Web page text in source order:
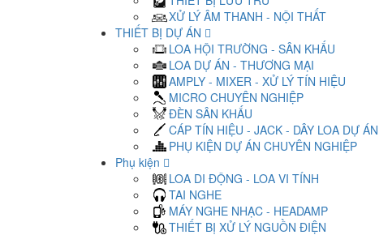
XỬ LÝ ÂM THANH - NỘI THẤT
THIẾT BỊ DỰ ÁN
LOA HỘI TRƯỜNG - SÂN KHẤU
LOA DỰ ÁN - THƯƠNG MẠI
AMPLY - MIXER - XỬ LÝ TÍN HIỆU
MICRO CHUYÊN NGHIỆP
ĐÈN SÂN KHẤU
CÁP TÍN HIỆU - JACK - DÂY LOA DỰ ÁN
PHỤ KIỆN DỰ ÁN CHUYÊN NGHIỆP
Phụ kiện
LOA DI ĐỘNG - LOA VI TÍNH
TAI NGHE
MÁY NGHE NHẠC - HEADAMP
THIẾT BỊ XỬ LÝ NGUỒN ĐIỆN